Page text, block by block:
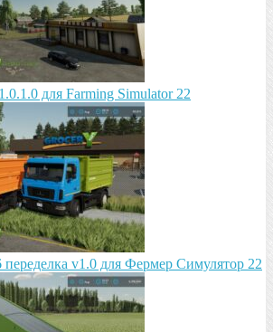
для Farming Simulator 22
v1.0 для Фермер Симулятор 22